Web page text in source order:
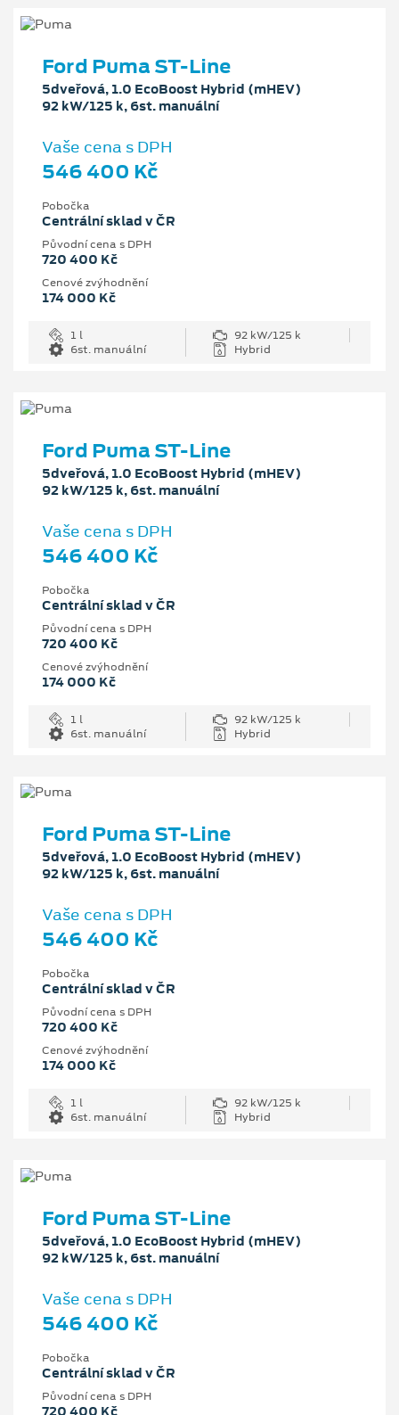
Ford Puma ST-Line
5dveřová, 1.0 EcoBoost Hybrid (mHEV)
92 kW/125 k, 6st. manuální
Vaše cena s DPH
546 400 Kč
Pobočka
Centrální sklad v ČR
Původní cena s DPH
720 400 Kč
Cenové zvýhodnění
174 000 Kč
1 l
92 kW/125 k
6st. manuální
Hybrid
Ford Puma ST-Line
5dveřová, 1.0 EcoBoost Hybrid (mHEV)
92 kW/125 k, 6st. manuální
Vaše cena s DPH
546 400 Kč
Pobočka
Centrální sklad v ČR
Původní cena s DPH
720 400 Kč
Cenové zvýhodnění
174 000 Kč
1 l
92 kW/125 k
6st. manuální
Hybrid
Ford Puma ST-Line
5dveřová, 1.0 EcoBoost Hybrid (mHEV)
92 kW/125 k, 6st. manuální
Vaše cena s DPH
546 400 Kč
Pobočka
Centrální sklad v ČR
Původní cena s DPH
720 400 Kč
Cenové zvýhodnění
174 000 Kč
1 l
92 kW/125 k
6st. manuální
Hybrid
Ford Puma ST-Line
5dveřová, 1.0 EcoBoost Hybrid (mHEV)
92 kW/125 k, 6st. manuální
Vaše cena s DPH
546 400 Kč
Pobočka
Centrální sklad v ČR
Původní cena s DPH